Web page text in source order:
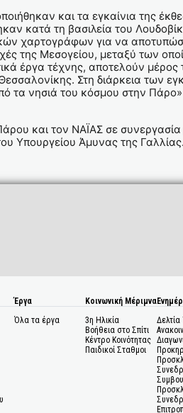
και τα εγκαίνια της
κατά τη βασιλεία του
χαρτογράφων για να
της Μεσογείου, μεταξύ των
έργα τέχνης, αποτελούν μέρος
Στη διάρκεια των
τα νησιά του κόσμου στην
και τον ΝΑΪΑΣ σε συνεργασία
Υπουργείου Άμυνας της
Έργα
Όλα τα έργα
Κοινωνική Μέριμνα
3η Ηλικία
Βοήθεια στο Σπίτι
Κέντρο Κοινότητας
Παιδικοί Σταθμοι
Δελτία